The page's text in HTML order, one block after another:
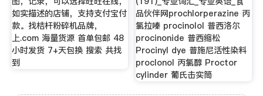
如实描述的店铺，支持支付宝付
款。找桔杆粉碎机品牌，
上.com 海量货源 首单包邮 48
小时发货 7+天包换 搜索 共找
到
品伙伴网prochlorperazine 丙
氯拉嗪 procinolol 普西洛尔
procinonide 普西缩松
Procinyl dye 普施尼活性染料
proclonol 丙氯醇 Proctor
cylinder 葡氏击实筒